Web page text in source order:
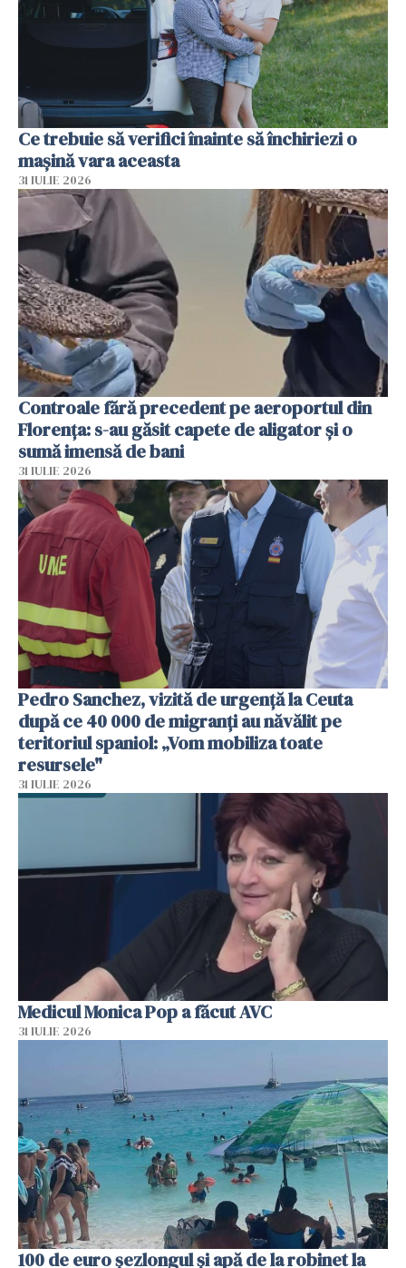
Ce trebuie să verifici înainte să închiriezi o
mașină vara aceasta
31 IULIE 2026
Controale fără precedent pe aeroportul din
Florența: s-au găsit capete de aligator și o
sumă imensă de bani
31 IULIE 2026
Pedro Sanchez, vizită de urgență la Ceuta
după ce 40 000 de migranți au năvălit pe
teritoriul spaniol: „Vom mobiliza toate
resursele"
31 IULIE 2026
Medicul Monica Pop a făcut AVC
31 IULIE 2026
100 de euro șezlongul și apă de la robinet la